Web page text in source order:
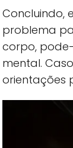
Concluindo,
problema
corpo,
mental.
orientações